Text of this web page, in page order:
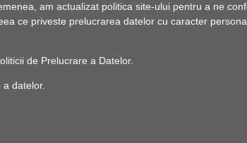
am actualizat politica site-ului pentru a ne
ce priveste prelucrarea datelor cu caracter
de Prelucrare a Datelor.
datelor.